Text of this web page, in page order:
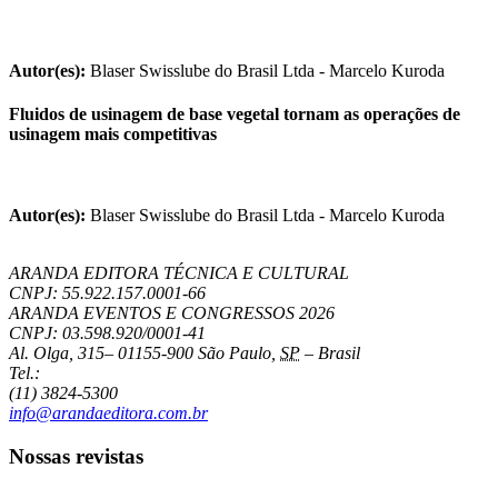
Autor(es): Blaser Swisslube do Brasil Ltda - Marcelo Kuroda
Fluidos de usinagem de base vegetal tornam as operações de
usinagem mais competitivas
Autor(es): Blaser Swisslube do Brasil Ltda - Marcelo Kuroda
ARANDA EDITORA TÉCNICA E CULTURAL
CNPJ: 55.922.157.0001-66
ARANDA EVENTOS E CONGRESSOS 2026
CNPJ: 03.598.920/0001-41
Al. Olga, 315– 01155-900 São Paulo SP – Brasil
Tel.:
(11) 3824-5300
info@arandaeditora.com.br
Nossas revistas